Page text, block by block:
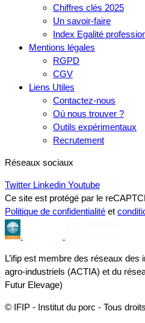
Chiffres clés 2025
Un savoir-faire
Index Egalité
Mentions légales
RGPD
CGV
Liens Utiles
Contactez-nous
Où nous trouver ?
Outils expérimentaux
Recrutement
Réseaux sociaux
Twitter Linkedin Youtube
Ce site est protégé par le
Politique de confidentialité et
L’ifip est membre des réseaux des
agro-industriels (ACTIA) et du
Futur Elevage)
© IFIP - Institut du porc - Tous